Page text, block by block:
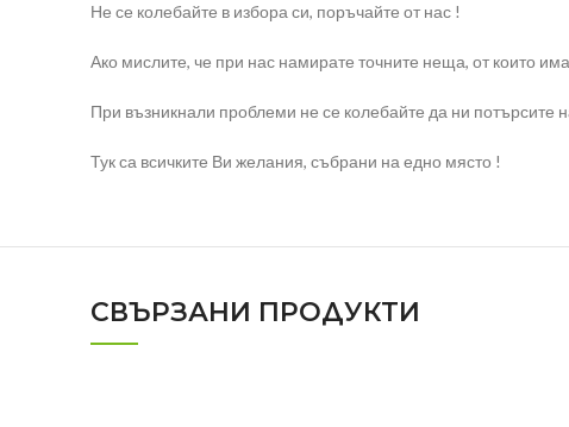
Не се колебайте в избора си, поръчайте от нас !
Ако мислите, че при нас намирате точните неща, от които
При възникнали проблеми не се колебайте да ни потърсите
Тук са всичките Ви желания, събрани на едно място !
СВЪРЗАНИ ПРОДУКТИ